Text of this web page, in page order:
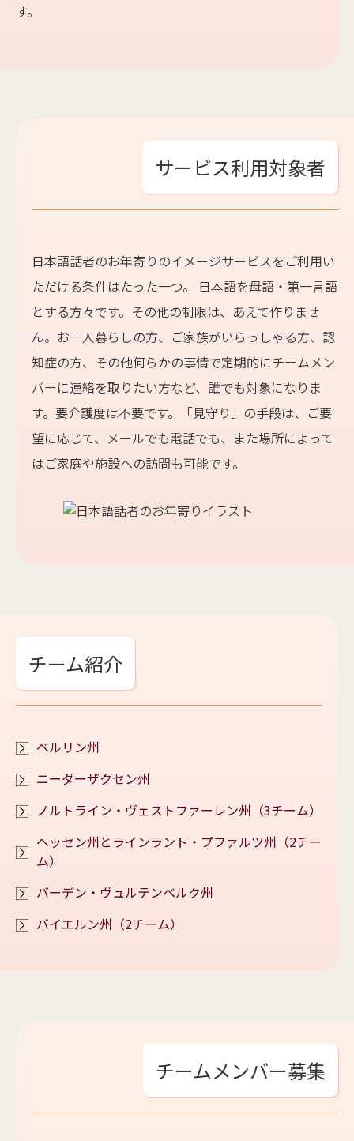
す。
サービス利用対象者
日本語話者のお年寄りのイメージサービスをご利用い
ただける条件はたった一つ。 日本語を母語・第一言語
とする方々です。その他の制限は、あえて作りませ
ん。お一人暮らしの方、ご家族がいらっしゃる方、認
知症の方、その他何らかの事情で定期的にチームメン
バーに連絡を取りたい方など、誰でも対象になりま
す。要介護度は不要です。「見守り」の手段は、ご要
望に応じて、メールでも電話でも、また場所によって
はご家庭や施設への訪問も可能です。
チーム紹介
ベルリン州
ニーダーザクセン州
ノルトライン・ヴェストファーレン州（3チーム）
ヘッセン州とラインラント・プファルツ州（2チー
ム）
バーデン・ヴュルテンベルク州
バイエルン州（2チーム）
チームメンバー募集